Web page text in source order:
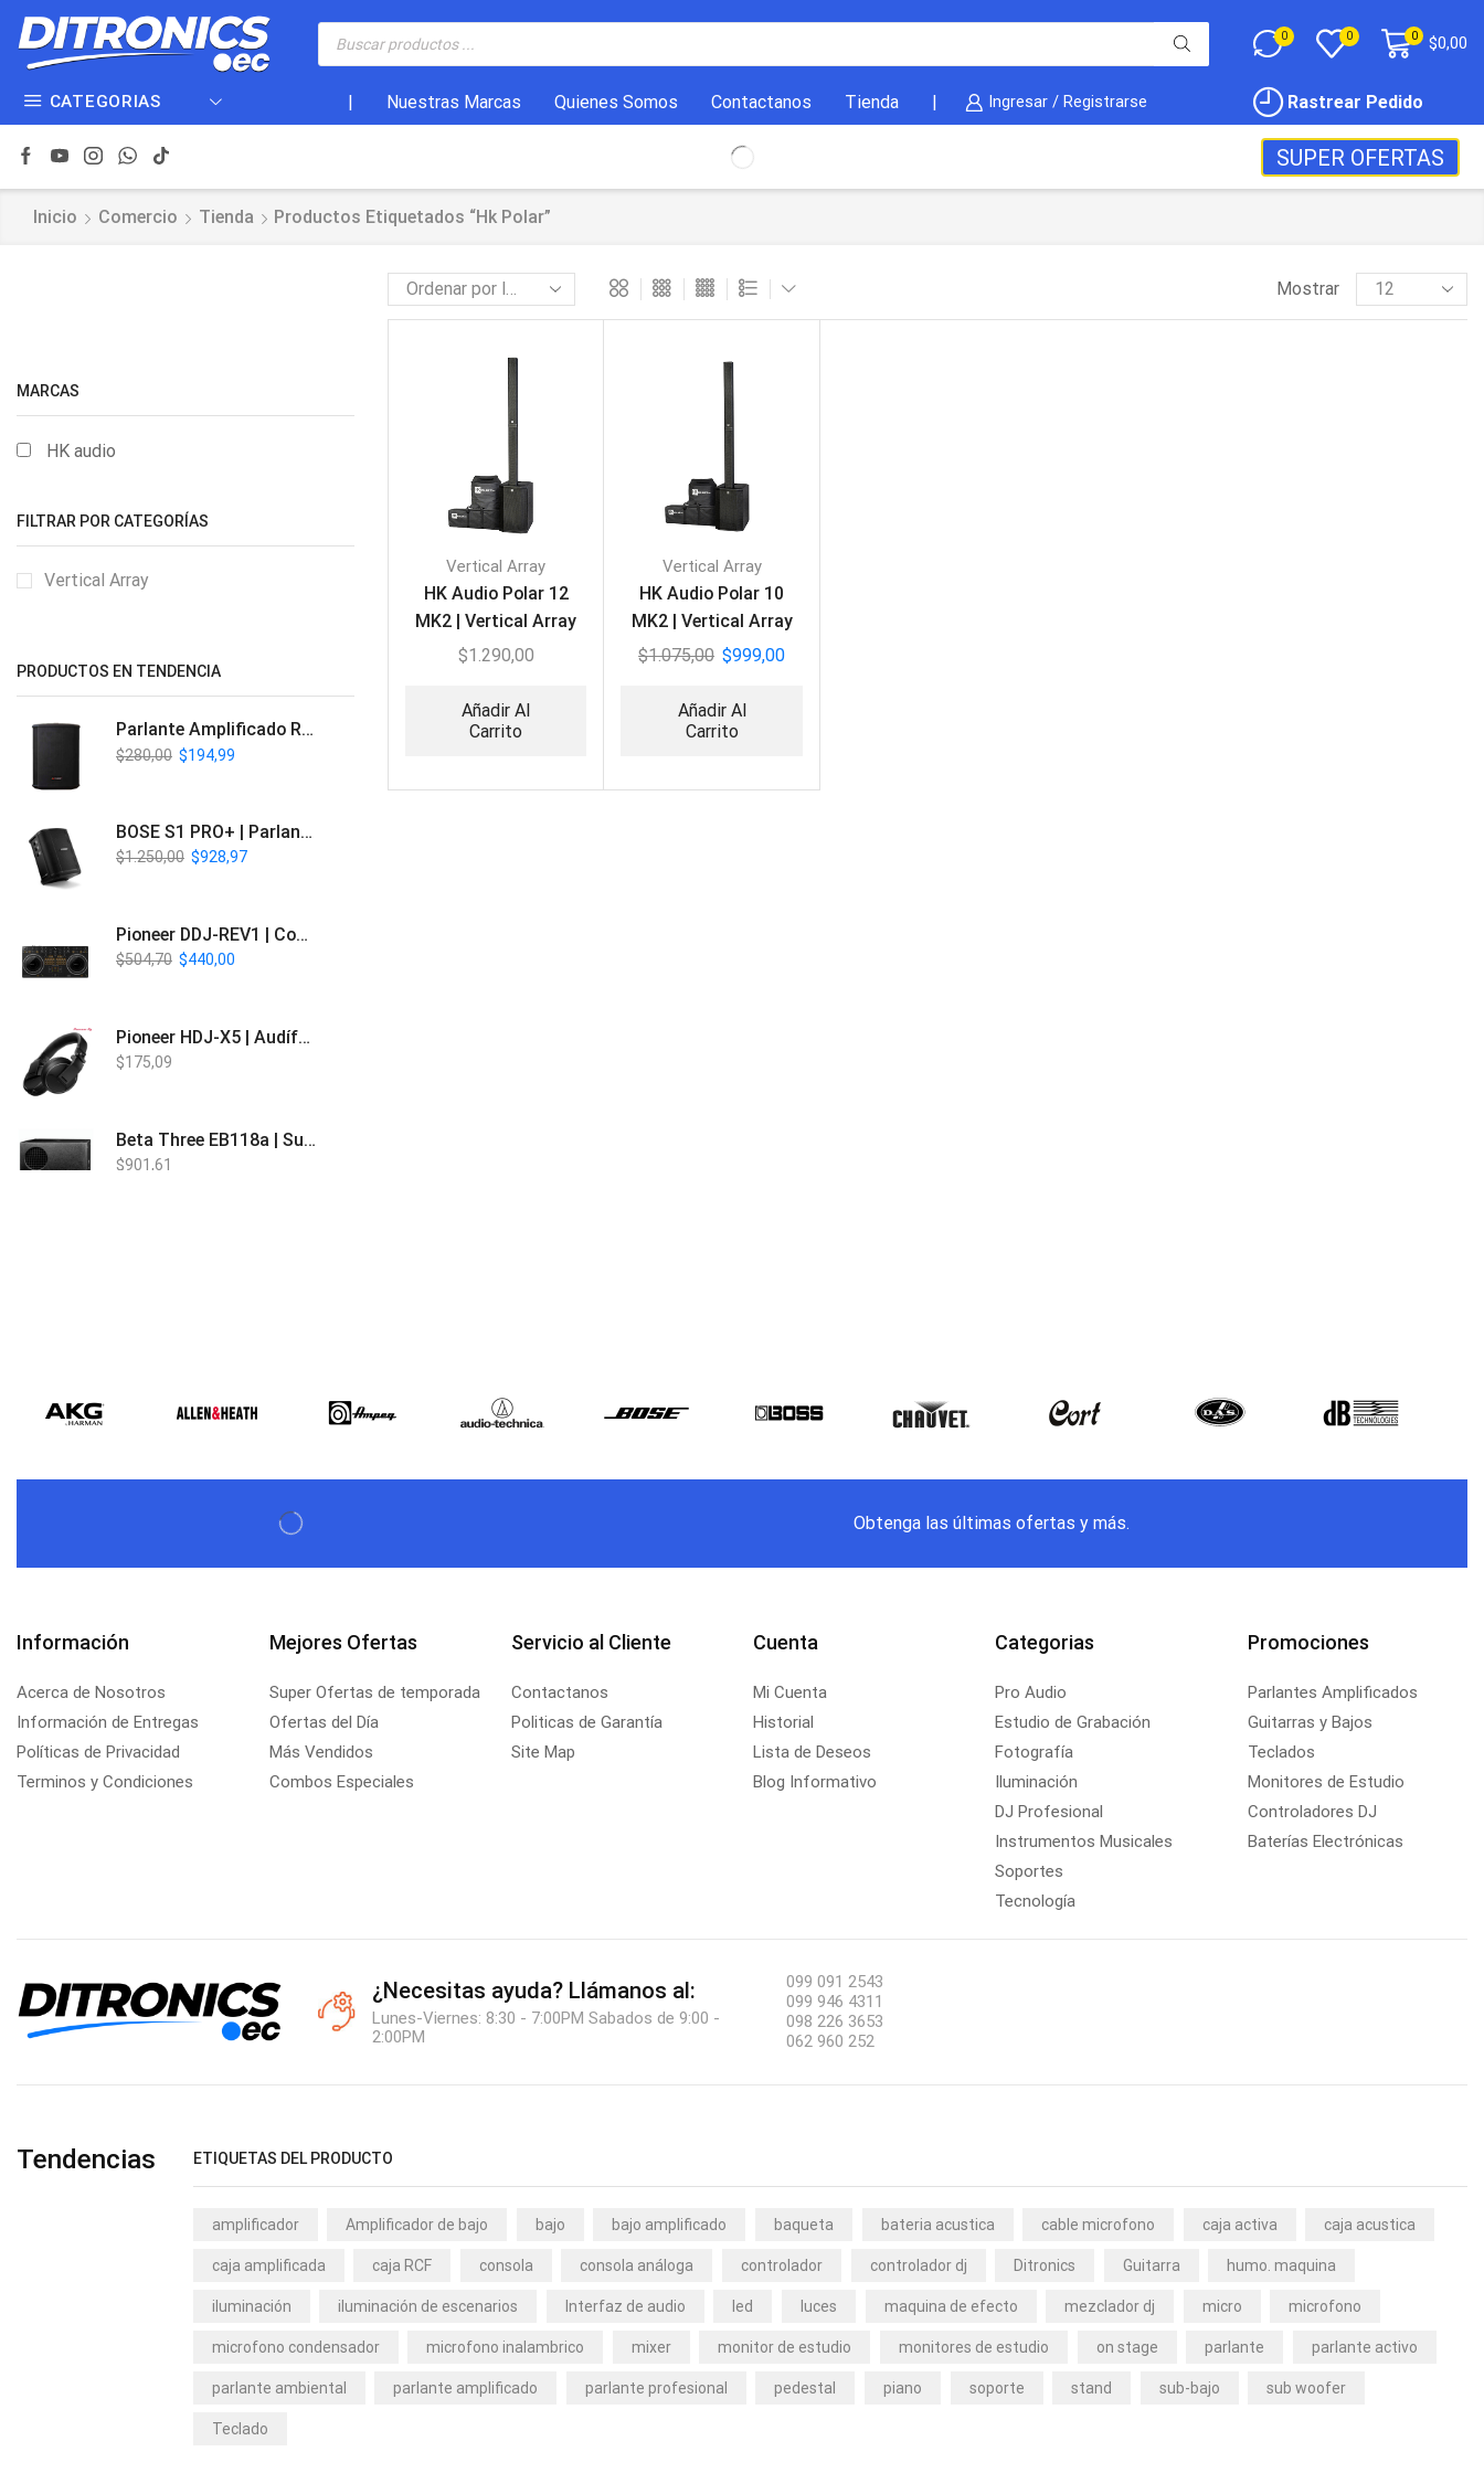
0 0 0 $0,00
CATEGORIAS Nuestras Marcas Quienes Somos Contactanos Tienda Ingresar / Registrarse Rastrear Pedido
SUPER OFERTAS
Inicio Comercio Tienda Productos Etiquetados “hk Polar”
Mostrar
Vertical Array
HK Audio Polar 12
MK2 | Vertical Array
$1.290,00
Añadir Al
Carrito
Vertical Array
HK Audio Polar 10
MK2 | Vertical Array
$1.075,00 $999,00
Añadir Al
Carrito
MARCAS
HK audio
FILTRAR POR CATEGORÍAS
Vertical Array
PRODUCTOS EN TENDENCIA
Parlante Amplificado Recargable BT | Italy Audio ITL-PRO11
$280,00 $194,99
BOSE S1 PRO+ | Parlante Profesional PA Inalámbrico
$1.250,00 $928,97
Pioneer DDJ-REV1 | Controlador DJ de 2 canales estilo Scratch
$504,70 $440,00
Pioneer HDJ-X5 | Audífonos para DJ
$175,09
Beta Three EB118a | Sub Bajo Activo
$901,61
Obtenga las últimas ofertas y más.
Información
Acerca de Nosotros
Información de Entregas
Políticas de Privacidad
Terminos y Condiciones
Mejores Ofertas
Super Ofertas de temporada
Ofertas del Día
Más Vendidos
Combos Especiales
Servicio al Cliente
Contactanos
Politicas de Garantía
Site Map
Cuenta
Mi Cuenta
Historial
Lista de Deseos
Blog Informativo
Categorias
Pro Audio
Estudio de Grabación
Fotografía
Iluminación
DJ Profesional
Instrumentos Musicales
Soportes
Tecnología
Promociones
Parlantes Amplificados
Guitarras y Bajos
Teclados
Monitores de Estudio
Controladores DJ
Baterías Electrónicas
¿Necesitas ayuda? Llámanos al:
Lunes-Viernes: 8:30 - 7:00PM Sabados de 9:00 -
2:00PM
099 091 2543
099 946 4311
098 226 3653
062 960 252
Tendencias ETIQUETAS DEL PRODUCTO
amplificador Amplificador de bajo bajo bajo amplificado baqueta bateria acustica cable microfono caja activa caja acustica
caja amplificada caja RCF consola consola análoga controlador controlador dj Ditronics Guitarra humo. maquina
iluminación iluminación de escenarios Interfaz de audio led luces maquina de efecto mezclador dj micro microfono
microfono condensador microfono inalambrico mixer monitor de estudio monitores de estudio on stage parlante parlante activo
parlante ambiental parlante amplificado parlante profesional pedestal piano soporte stand sub-bajo sub woofer
Teclado